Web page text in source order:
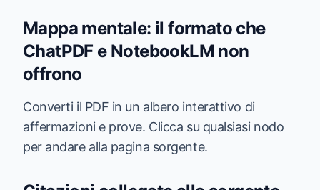
Mappa mentale: il formato che
ChatPDF e NotebookLM non
offrono
Converti il PDF in un albero interattivo di
affermazioni e prove. Clicca su qualsiasi nodo
per andare alla pagina sorgente.